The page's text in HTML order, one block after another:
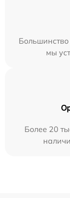
мы
Более 20